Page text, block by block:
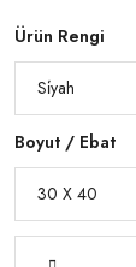
Ürün Rengi
Boyut / Ebat